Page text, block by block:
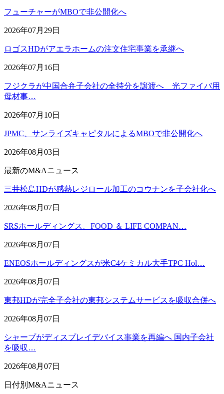
フューチャーがMBOで非公開化へ
2026年07月29日
ロゴスHDがアエラホームの注文住宅事業を承継へ
2026年07月16日
フジクラが中国合弁子会社の全持分を譲渡へ 光ファイバ用
母材事…
2026年07月10日
JPMC、サンライズキャピタルによるMBOで非公開化へ
2026年08月03日
最新のM&Aニュース
三井松島HDが感熱レジロール加工のコウナンを子会社化へ
2026年08月07日
SRSホールディングス、FOOD ＆ LIFE COMPAN…
2026年08月07日
ENEOSホールディングスが米C4ケミカル大手TPC Hol…
2026年08月07日
東邦HDが完全子会社の東邦システムサービスを吸収合併へ
2026年08月07日
シャープがディスプレイデバイス事業を再編へ 国内子会社
を吸収…
2026年08月07日
日付別M&Aニュース